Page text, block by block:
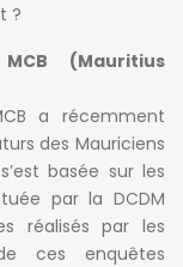
?
(Mauritius
a récemment
des Mauriciens
basée sur les
par la DCDM
réalisés par les
ces enquêtes